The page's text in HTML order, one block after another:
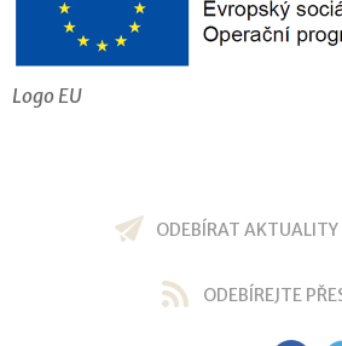
Logo EU
ODEBÍRAT
ODEBÍREJTE